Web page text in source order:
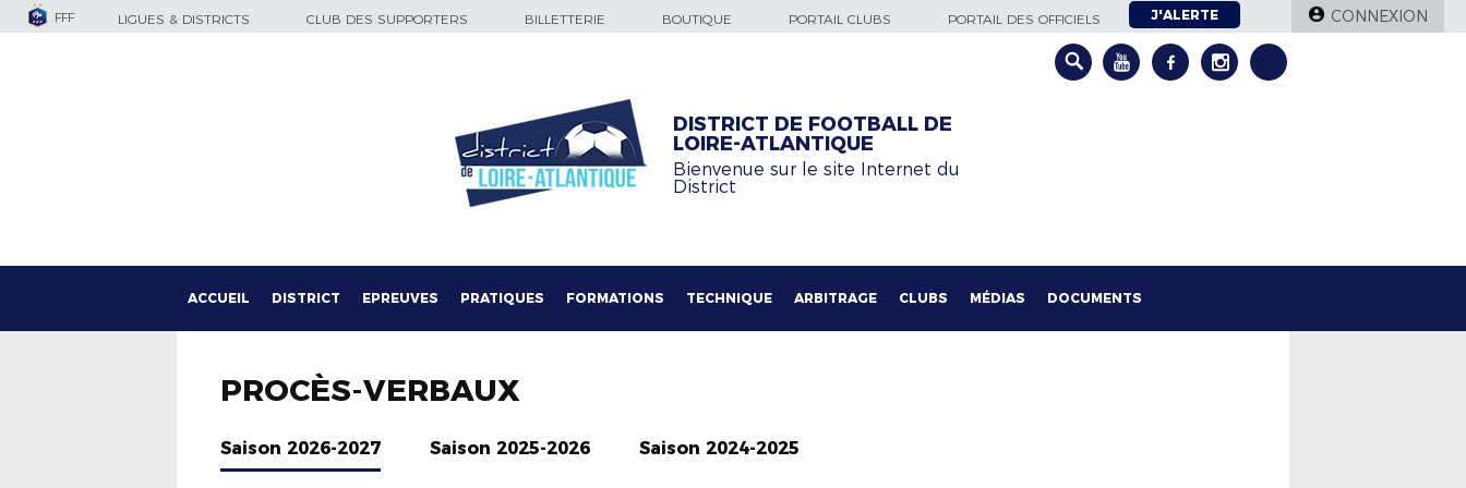
FFF LIGUES & DISTRICTS CLUB DES SUPPORTERS BILLETTERIE BOUTIQUE PORTAIL CLUBS PORTAIL DES OFFICIELS J'ALERTE CONNEXION
DISTRICT DE FOOTBALL DE
LOIRE-ATLANTIQUE
Bienvenue sur le site Internet du
District
ACCUEIL DISTRICT EPREUVES PRATIQUES FORMATIONS TECHNIQUE ARBITRAGE CLUBS MÉDIAS DOCUMENTS
PROCÈS-VERBAUX
Saison 2026-2027 Saison 2025-2026 Saison 2024-2025